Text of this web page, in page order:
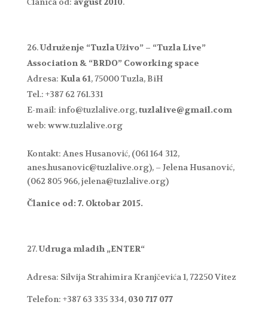
Udruženje “Tuzla Uživo” – “Tuzla Live”
Association & “BRDO” Coworking space
Adresa: Kula 61, 75000 Tuzla, BiH
Tel.: +387 62 761.331
E-mail: info@tuzlalive.org,tuzlalive@gmail.com
web: www.tuzlalive.org
Kontakt: Anes Husanović, (061 164 312,
anes.husanovic@tuzlalive.org), – Jelena Husanović,
(062 805 966, jelena@tuzlalive.org)
Članice od: 7. Oktobar 2015.
Udruga mladih „ENTER“
Adresa: Silvija Strahimira Kranjčevića 1, 72250 Vitez
Telefon: +387 63 335 334, 030 717 077